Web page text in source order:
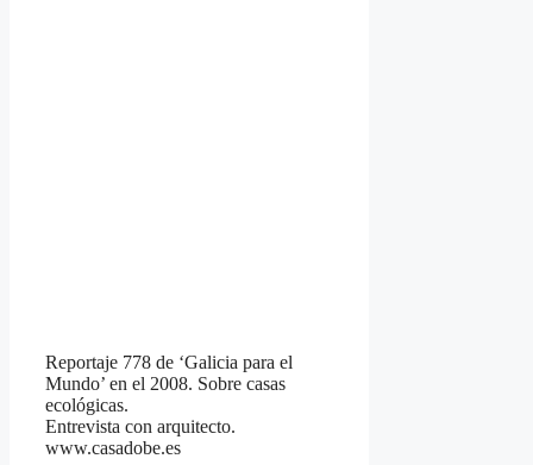
Reportaje 778 de ‘Galicia para el
Mundo’ en el 2008. Sobre casas
ecológicas.
Entrevista con arquitecto.
www.casadobe.es